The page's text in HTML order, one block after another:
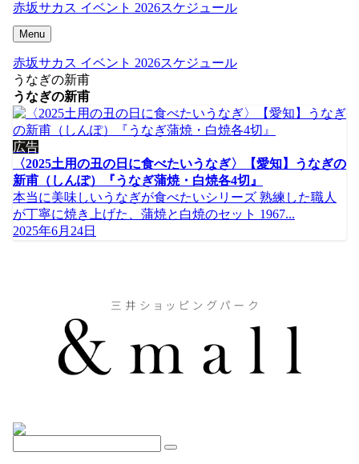
赤坂サカス イベント 2026スケジュール
Menu
赤坂サカス イベント 2026スケジュール
うなぎの新甫
うなぎの新甫
広告
〈2025土用の丑の日に食べたいうなぎ〉【愛知】うなぎの
新甫（しんぽ）『うなぎ蒲焼・白焼各4切』
本当に美味しいうなぎが食べたいシリーズ 熟練した職人
が丁寧に焼き上げた、蒲焼と白焼のセット 1967...
2025年6月24日